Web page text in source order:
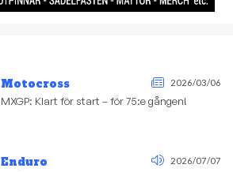
Motocross 2026/03/06
MXGP: Klart för start – för 75:e gången!
Enduro 2026/07/07